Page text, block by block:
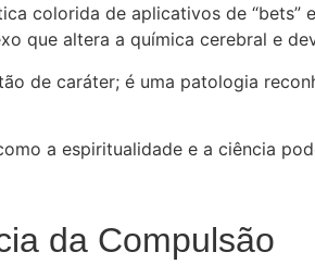
colorida de aplicativos de “bets”
que altera a química cerebral e
de caráter; é uma patologia
a espiritualidade e a ciência
da Compulsão